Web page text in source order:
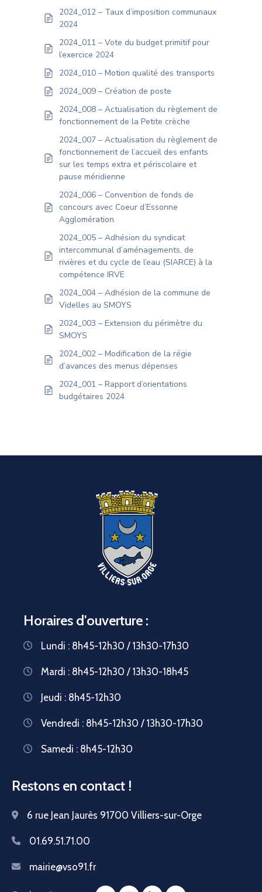
2024_012 – Taux d’imposition communaux
2024
2024_011 – Vote du budget primitif pour
l’exercice 2024
2024_010 – Motion qualité des transports
2024_009 – Création de poste
2024_008 – Actualisation du règlement de
fonctionnement de la Petite crèche
2024_007 – Actualisation du règlement de
fonctionnement de l’accueil des enfants
sur les temps extra et périscolaire et
pause méridienne
2024_006 – Convention de fonds de
concours avec Coeur d’Essonne
Agglomération
2024_005 – Adhésion du syndicat
intercommunal d’aménagements, de
rivières et du cycle de l’eau (SIARCE) à la
compétence IRVE
2024_004 – Adhésion de la commune de
Videlles au SMOYS
2024_003 – Extension du périmètre du
SMOYS
2024_002 – Modification de la régie
d’avances des menus dépenses
2024_001 – Rapport d’orientations
budgétaires 2024
Horaires d'ouverture :
Lundi : 8h45-12h30 / 13h30-17h30
Mardi : 8h45-12h30 / 13h30-18h45
Jeudi : 8h45-12h30
Vendredi : 8h45-12h30 / 13h30-17h30
Samedi : 8h45-12h30
Restons en contact !
6 rue Jean Jaurès 91700 Villiers-sur-Orge
01.69.51.71.00
mairie@vso91.fr